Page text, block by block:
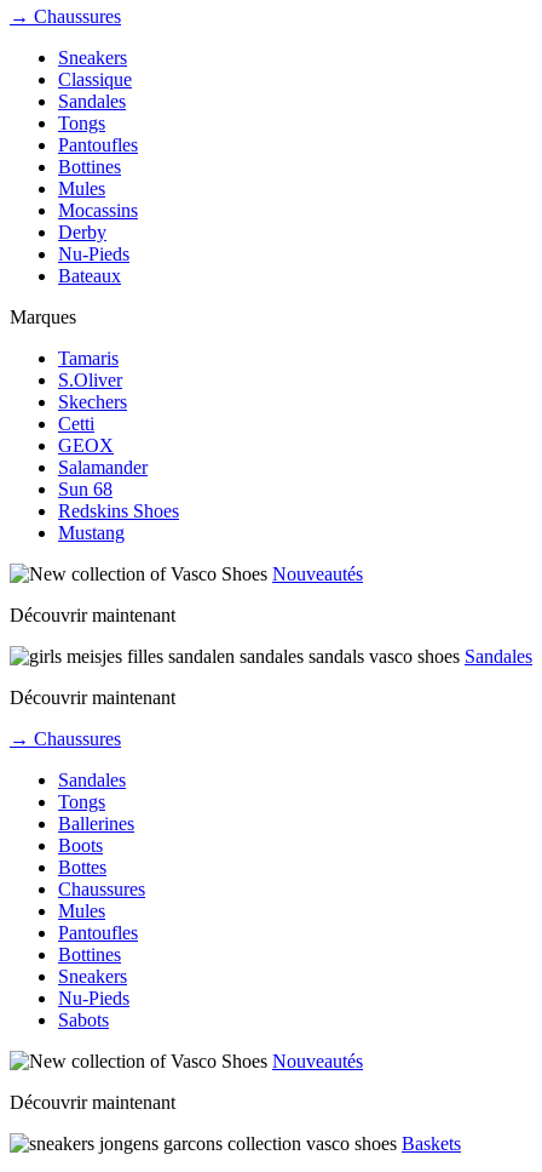
→ Chaussures
Sneakers
Classique
Sandales
Tongs
Pantoufles
Bottines
Mules
Mocassins
Derby
Nu-Pieds
Bateaux
Marques
Tamaris
S.Oliver
Skechers
Cetti
GEOX
Salamander
Sun 68
Redskins Shoes
Mustang
Nouveautés
Découvrir maintenant
Sandales
Découvrir maintenant
→ Chaussures
Sandales
Tongs
Ballerines
Boots
Bottes
Chaussures
Mules
Pantoufles
Bottines
Sneakers
Nu-Pieds
Sabots
Nouveautés
Découvrir maintenant
Baskets